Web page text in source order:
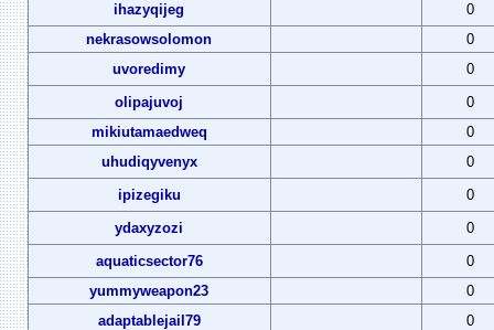
ihazyqijeg
0
nekrasowsolomon
0
uvoredimy
0
olipajuvoj
0
mikiutamaedweq
0
uhudiqyvenyx
0
ipizegiku
0
ydaxyzozi
0
aquaticsector76
0
yummyweapon23
0
adaptablejail79
0